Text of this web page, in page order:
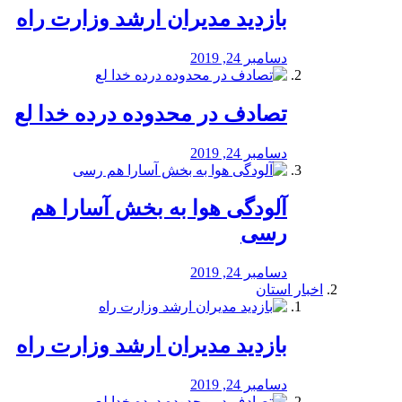
بازدید مدیران ارشد وزارت راه
دسامبر 24, 2019
تصادف در محدوده درده خدا لع
دسامبر 24, 2019
آلودگی هوا به بخش آسارا هم
رسی
دسامبر 24, 2019
اخبار استان
بازدید مدیران ارشد وزارت راه
دسامبر 24, 2019